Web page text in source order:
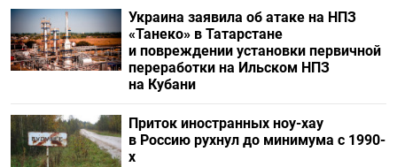
Украина заявила об атаке на НПЗ
«Танеко» в Татарстане
и повреждении установки первичной
переработки на Ильском НПЗ
на Кубани
Приток иностранных ноу-хау
в Россию рухнул до минимума с 1990-
х